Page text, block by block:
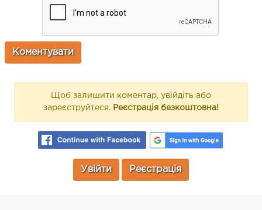
Щоб залишити коментар, увійдіть або
зареєструйтеся. Реєстрація безкоштовна!
Увійти Реєстрація